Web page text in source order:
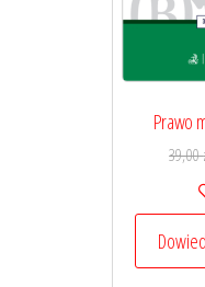
Prawo
39,00